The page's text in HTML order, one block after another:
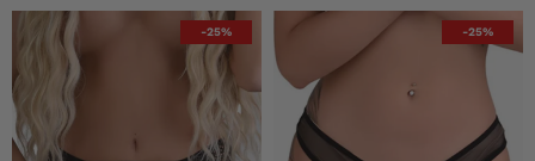
-25% -25%